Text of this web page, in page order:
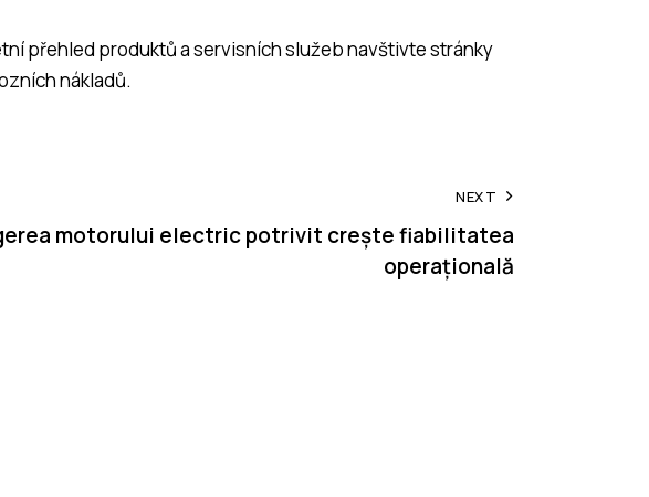
přehled produktů a servisních služeb navštivte stránky
nákladů.
NEXT
motorului electric potrivit crește fiabilitatea
operațională